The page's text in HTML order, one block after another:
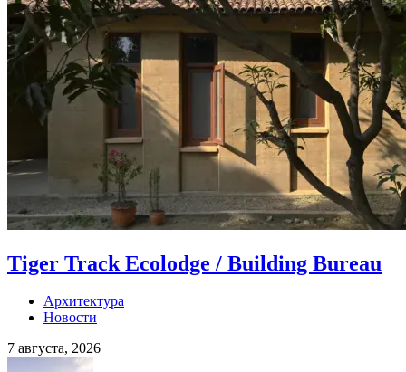
Tiger Track Ecolodge / Building Bureau
Архитектура
Новости
7 августа, 2026